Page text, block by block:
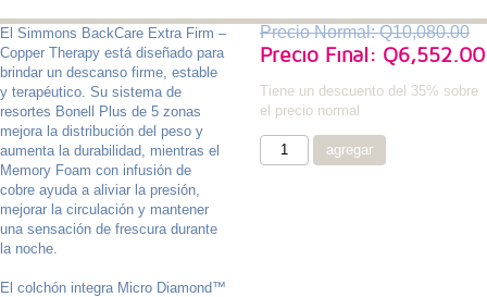
El Simmons BackCare Extra Firm –
Copper Therapy está diseñado para
brindar un descanso firme, estable
y terapéutico. Su sistema de
resortes Bonell Plus de 5 zonas
mejora la distribución del peso y
aumenta la durabilidad, mientras el
Memory Foam con infusión de
cobre ayuda a aliviar la presión,
mejorar la circulación y mantener
una sensación de frescura durante
la noche.
El colchón integra Micro Diamond™
Precio Normal: Q10,080.00
Precio Final: Q6,552.00
Tiene un descuento del 35% sobre
el precio normal